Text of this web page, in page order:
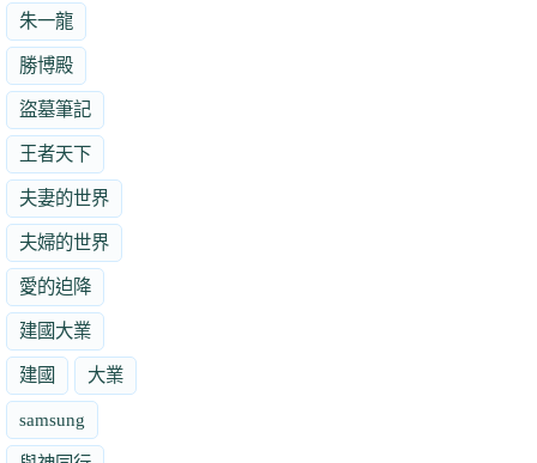
朱一龍
勝博殿
盜墓筆記
王者天下
夫妻的世界
夫婦的世界
愛的迫降
建國大業
建國 大業
samsung